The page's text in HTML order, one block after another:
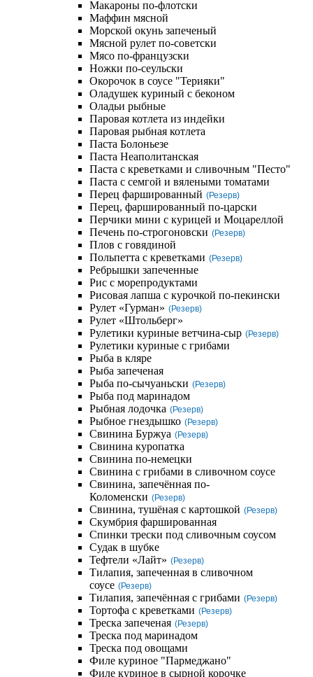
Макароны по-флотски
Маффин мясной
Морской окунь запеченый
Мясной рулет по-советски
Мясо по-французски
Ножки по-сеульски
Окорочок в соусе "Терияки"
Оладушек куриный с беконом
Оладьи рыбные
Паровая котлета из индейки
Паровая рыбная котлета
Паста Болоньезе
Паста Неаполитанская
Паста с креветками и сливочным "Песто"
Паста с семгой и вялеными томатами
Перец фаршированный (Резерв)
Перец, фаршированный по-царски
Перчики мини с курицей и Моцареллой
Печень по-строгоновски (Резерв)
Плов с говядиной
Польпетта с креветками (Резерв)
Ребрышки запеченные
Рис с морепродуктами
Рисовая лапша с курочкой по-пекински
Рулет «Гурман» (Резерв)
Рулет «Штольберг»
Рулетики куриные ветчина-сыр (Резерв)
Рулетики куриные с грибами
Рыба в кляре
Рыба запеченая
Рыба по-сычуаньски (Резерв)
Рыба под маринадом
Рыбная лодочка (Резерв)
Рыбное гнездышко (Резерв)
Свинина Буржуа (Резерв)
Свинина куропатка
Свинина по-немецки
Свинина с грибами в сливочном соусе
Свинина, запечённая по-
Коломенски (Резерв)
Свинина, тушёная с картошкой (Резерв)
Скумбрия фаршированная
Спинки трески под сливочным соусом
Судак в шубке
Тефтели «Лайт» (Резерв)
Тилапия, запеченная в сливочном
соусе (Резерв)
Тилапия, запечённая с грибами (Резерв)
Тортофа с креветками (Резерв)
Треска запеченая (Резерв)
Треска под маринадом
Треска под овощами
Филе куриное "Пармеджано"
Филе куриное в сырной корочке